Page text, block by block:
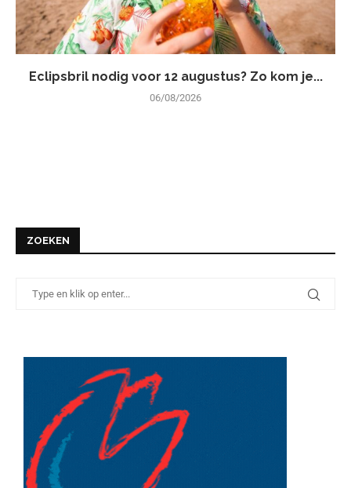
Eclipsbril nodig voor 12 augustus? Zo kom je...
06/08/2026
ZOEKEN